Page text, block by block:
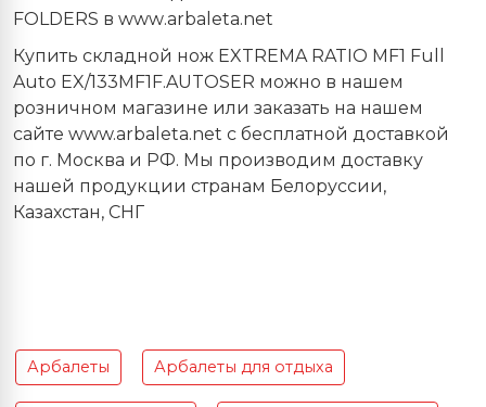
FOLDERS в www.arbaleta.net
Купить складной нож EXTREMA RATIO MF1 Full
Auto EX/133MF1F.AUTOSER можно в нашем
розничном магазине или заказать на нашем
сайте www.arbaleta.net с бесплатной доставкой
по г. Москва и РФ. Мы производим доставку
нашей продукции странам Белоруссии,
Казахстан, СНГ
Арбалеты Арбалеты для отдыха